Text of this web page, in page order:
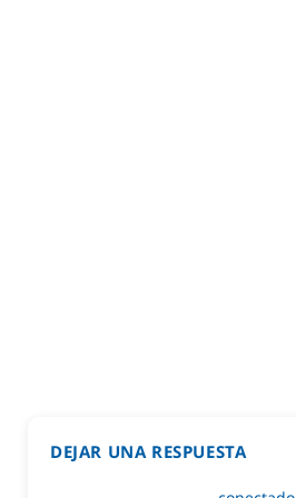
DEJAR UNA RESPUESTA